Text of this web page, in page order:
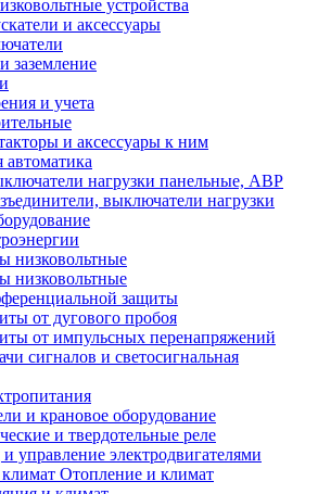
устройства
и аксессуары
заземление
и учета
и аксессуары к ним
автоматика
нагрузки панельные, АВР
выключатели нагрузки
низковольтные
низковольтные
защиты
от дугового пробоя
от импульсных перенапряжений
сигналов и светосигнальная
и крановое оборудование
и твердотельные реле
управление электродвигателями
Отопление и климат